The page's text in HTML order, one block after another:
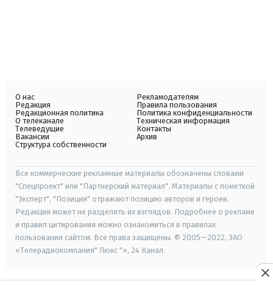
О нас
Редакция
Редакционная политика
О телеканале
Телеведущие
Вакансии
Структура собственности
Рекламодателям
Правила пользования
Политика конфиденциальности
Техническая информация
Контакты
Архив
Все коммерческие рекламные материалы обозначены словами
"Спецпроект" или "Партнерский материал". Материалы с пометкой
"Эксперт", "Позиция" отражают позицию авторов и героев.
Редакция может не разделять их взглядов. Подробнее о рекламе
и правил цитирования можно ознакомиться в правилах
пользования сайтом. Все права защищены. © 2005—2022, ЗАО
«Телерадиокомпания" Люкс "», 24 Канал.